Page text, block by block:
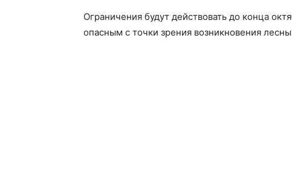
Ограничения будут действовать до конца
опасным с точки зрения возникновения